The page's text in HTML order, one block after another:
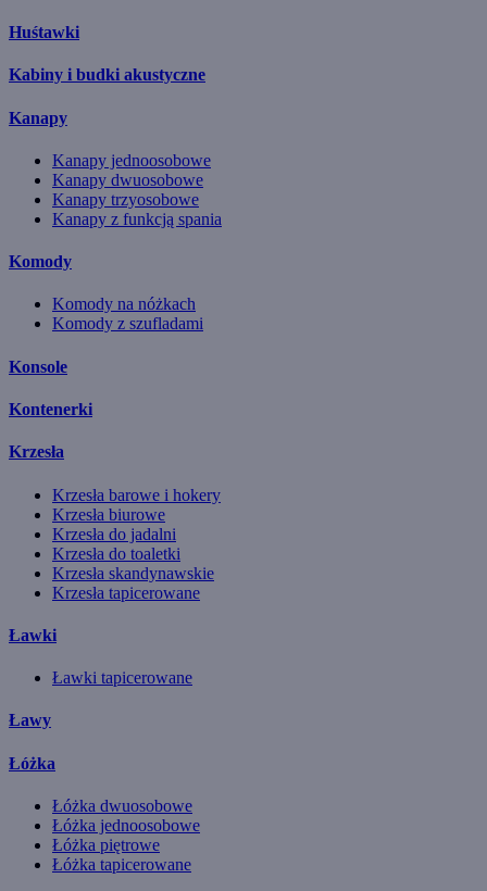
Huśtawki
Kabiny i budki akustyczne
Kanapy
Kanapy jednoosobowe
Kanapy dwuosobowe
Kanapy trzyosobowe
Kanapy z funkcją spania
Komody
Komody na nóżkach
Komody z szufladami
Konsole
Kontenerki
Krzesła
Krzesła barowe i hokery
Krzesła biurowe
Krzesła do jadalni
Krzesła do toaletki
Krzesła skandynawskie
Krzesła tapicerowane
Ławki
Ławki tapicerowane
Ławy
Łóżka
Łóżka dwuosobowe
Łóżka jednoosobowe
Łóżka piętrowe
Łóżka tapicerowane